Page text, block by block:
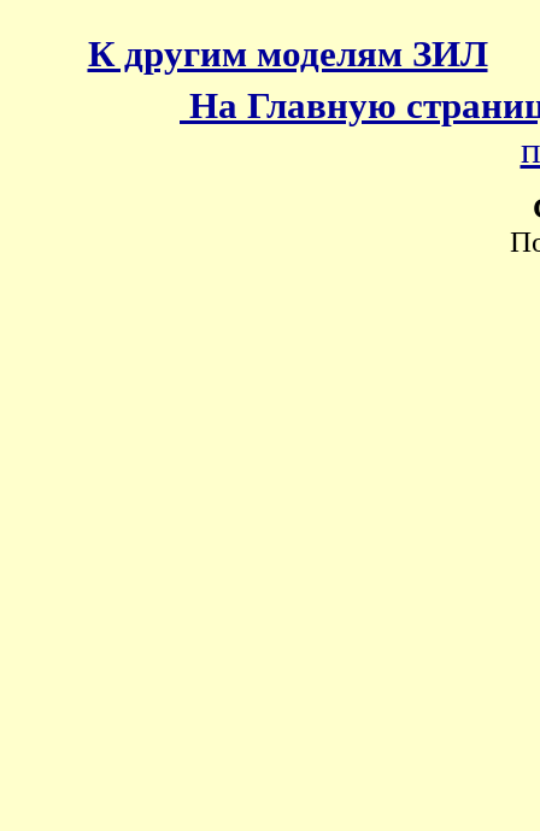
К другим моделям ЗИЛ
На Главную